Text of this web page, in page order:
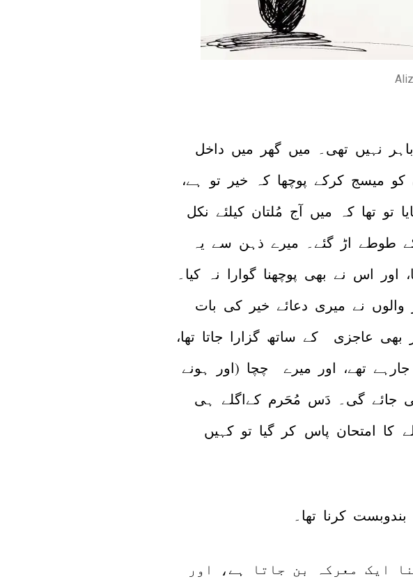
نہیں تھی۔ میں گھر میں داخل
میسج کرکے پوچھا کہ خیر تو ہے،
تو تھا کہ میں آج مُلتان کیلئے نکل
طوطے اڑ گئے۔ میرے ذہن سے یہ
اس نے بھی پوچھنا گوارا نہ کیا۔
والوں نے میری دعائے خیر کی بات
عاجزی کے ساتھ گزارا جاتا تھا،
تھے، اور میرے چچا (اور ہونے
جائے گی۔ دَس مُحَرم کےاگلے ہی
کا امتحان پاس کر گیا تو کہیں
کرنا تھا۔
ایک معرکہ بن جاتا ہے، اور